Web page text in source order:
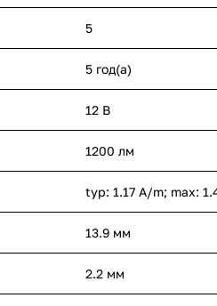
5
5 год(а)
12 В
1200 лм
typ: 1.17 A/m; max:
13.9 мм
2.2 мм